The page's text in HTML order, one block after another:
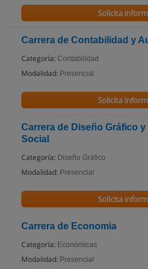
Solicita
Carrera de Contabilidad y
Categoría: Contabilidad
Modalidad: Presencial
Solicita
Carrera de Diseño Gráfico
Social
Categoría: Diseño Gráfico
Modalidad: Presencial
Solicita
Carrera de Economia
Categoría: Económicas
Modalidad: Presencial